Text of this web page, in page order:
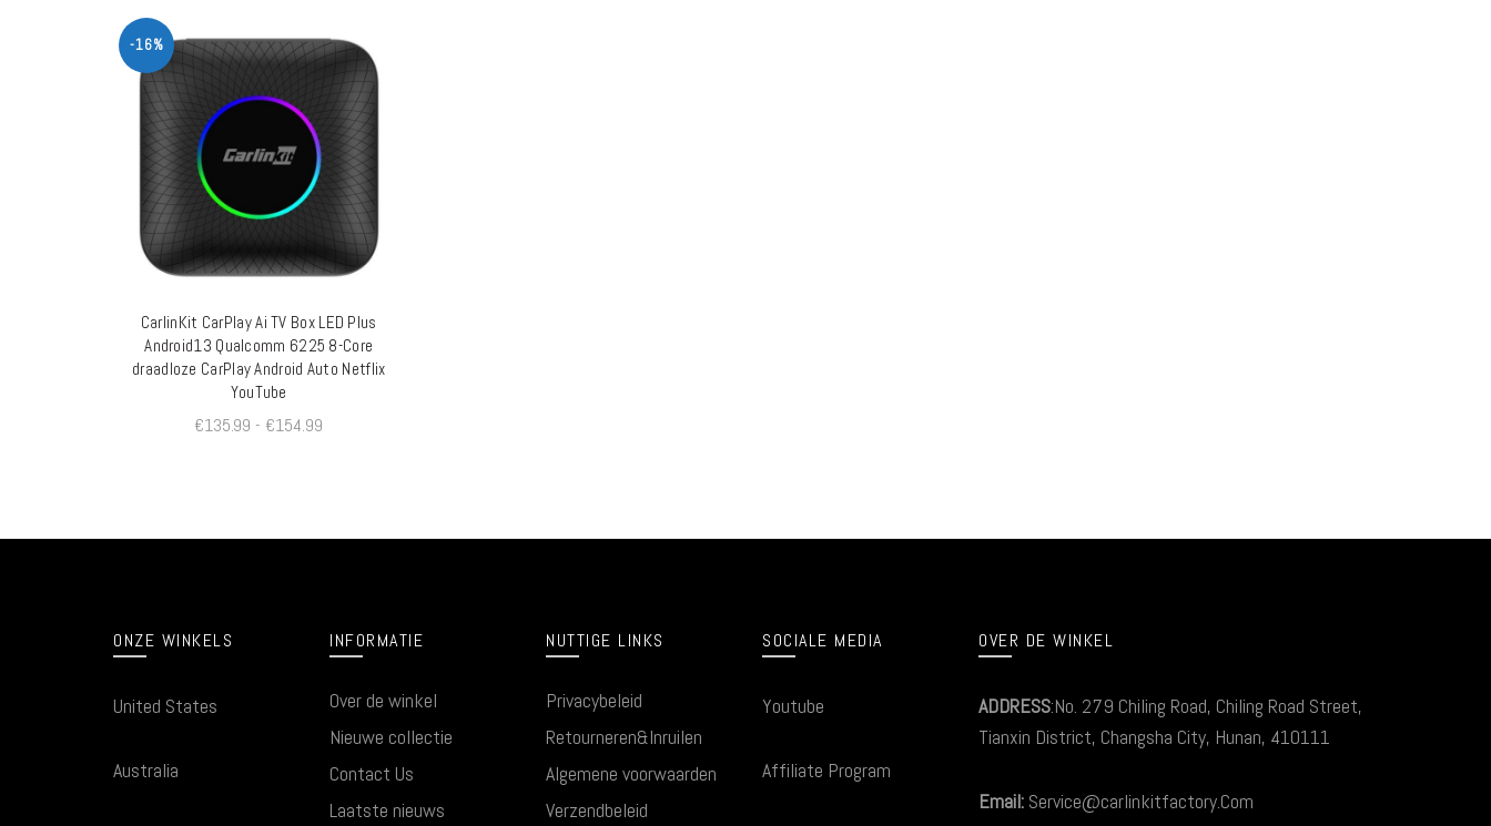
-16%
QUICK SHOP
CarlinKit CarPlay Ai TV Box LED Plus
Android13 Qualcomm 6225 8-Core
draadloze CarPlay Android Auto Netflix
YouTube
€135.99 - €154.99
ONZE WINKELS
United States
Australia
INFORMATIE
Over de winkel
Nieuwe collectie
Contact Us
Laatste nieuws
NUTTIGE LINKS
Privacybeleid
Retourneren&Inruilen
Algemene voorwaarden
Verzendbeleid
SOCIALE MEDIA
Youtube
Affiliate Program
OVER DE WINKEL
ADDRESS:No. 279 Chiling Road, Chiling Road Street,
Tianxin District, Changsha City, Hunan, 410111
Email: Service@carlinkitfactory.Com